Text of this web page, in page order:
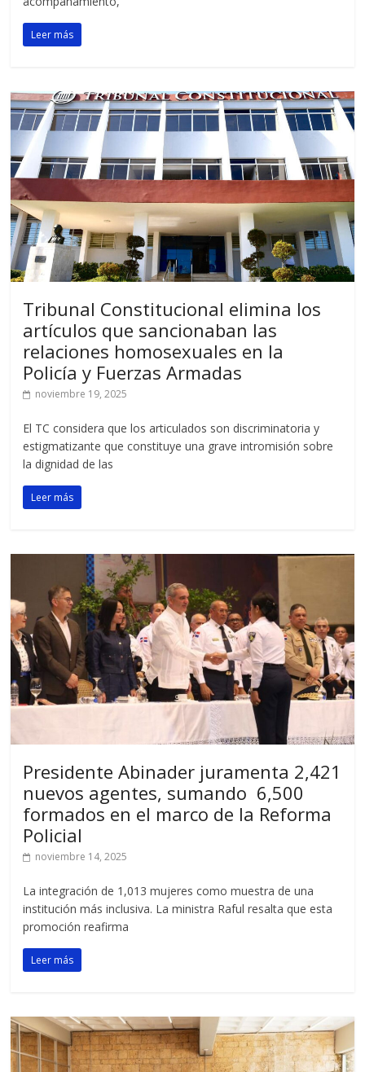
Leer más
Tribunal Constitucional elimina los
artículos que sancionaban las
relaciones homosexuales en la
Policía y Fuerzas Armadas
noviembre 19, 2025
El TC considera que los articulados son discriminatoria y
estigmatizante que constituye una grave intromisión sobre
la dignidad de las
Leer más
Presidente Abinader juramenta 2,421
nuevos agentes, sumando 6,500
formados en el marco de la Reforma
Policial
noviembre 14, 2025
La integración de 1,013 mujeres como muestra de una
institución más inclusiva. La ministra Raful resalta que esta
promoción reafirma
Leer más